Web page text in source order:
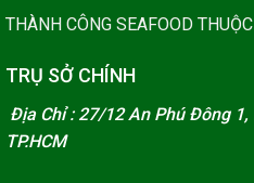
THÀNH CÔNG SEAFOOD
TRỤ SỞ CHÍNH
Địa Chỉ : 27/12 An Phú Đông
TP.HCM